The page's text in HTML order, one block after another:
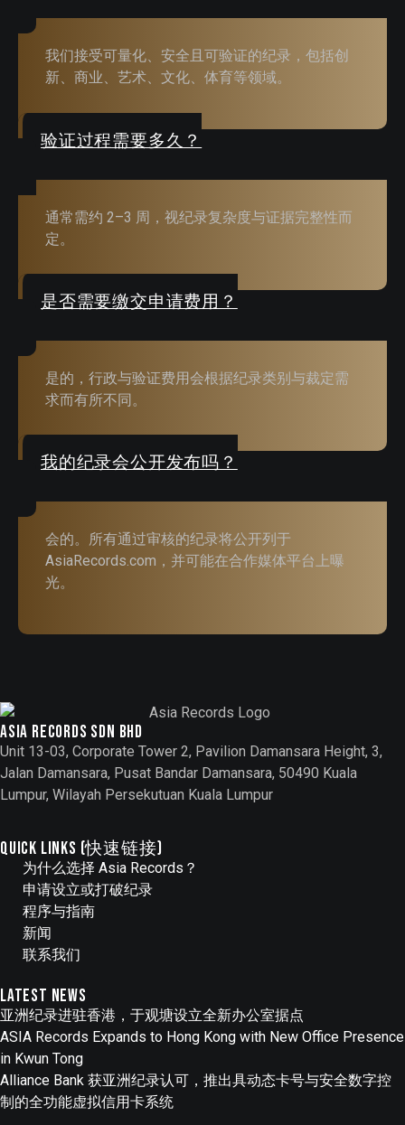
我们接受可量化、安全且可验证的纪录，包括创
新、商业、艺术、文化、体育等领域。
验证过程需要多久？
通常需约 2–3 周，视纪录复杂度与证据完整性而
定。
是否需要缴交申请费用？
是的，行政与验证费用会根据纪录类别与裁定需
求而有所不同。
我的纪录会公开发布吗？
会的。所有通过审核的纪录将公开列于
AsiaRecords.com，并可能在合作媒体平台上曝
光。
Asia records sdn bhd
Unit 13-03, Corporate Tower 2, Pavilion Damansara Height, 3,
Jalan Damansara, Pusat Bandar Damansara, 50490 Kuala
Lumpur, Wilayah Persekutuan Kuala Lumpur
QUICK LINKS (快速链接)
为什么选择 Asia Records？
申请设立或打破纪录
程序与指南
新闻
联系我们
Latest News
亚洲纪录进驻香港，于观塘设立全新办公室据点
ASIA Records Expands to Hong Kong with New Office Presence
in Kwun Tong
Alliance Bank 获亚洲纪录认可，推出具动态卡号与安全数字控
制的全功能虚拟信用卡系统